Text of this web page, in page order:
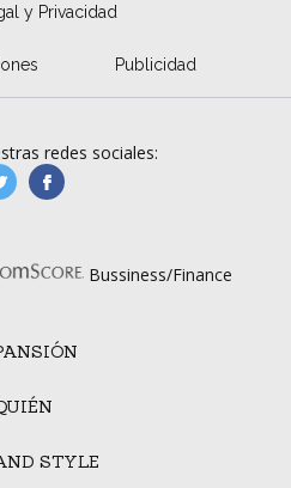
y Privacidad
Publicidad
STYLE
redes sociales:
manufacturaGE
Bussiness/Finance